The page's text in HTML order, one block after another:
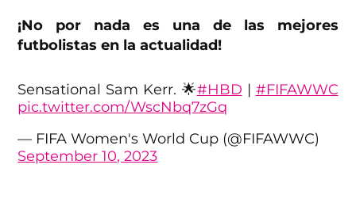
¡No por nada es una de las mejores
futbolistas en la actualidad!
Sensational Sam Kerr. 🌟#HBD | #FIFAWWC
pic.twitter.com/WscNbq7zGq
— FIFA Women's World Cup (@FIFAWWC)
September 10, 2023